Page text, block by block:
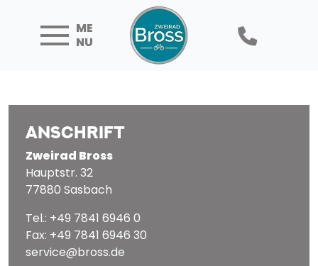
ME
NU
ANSCHRIFT
Zweirad Bross
Hauptstr. 32
77880 Sasbach
Tel.: +49 7841 6946 0
Fax: +49 7841 6946 30
service@bross.de